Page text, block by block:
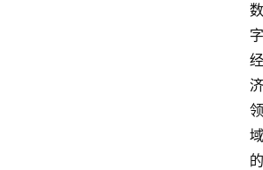
数
字
经
济
领
域
的